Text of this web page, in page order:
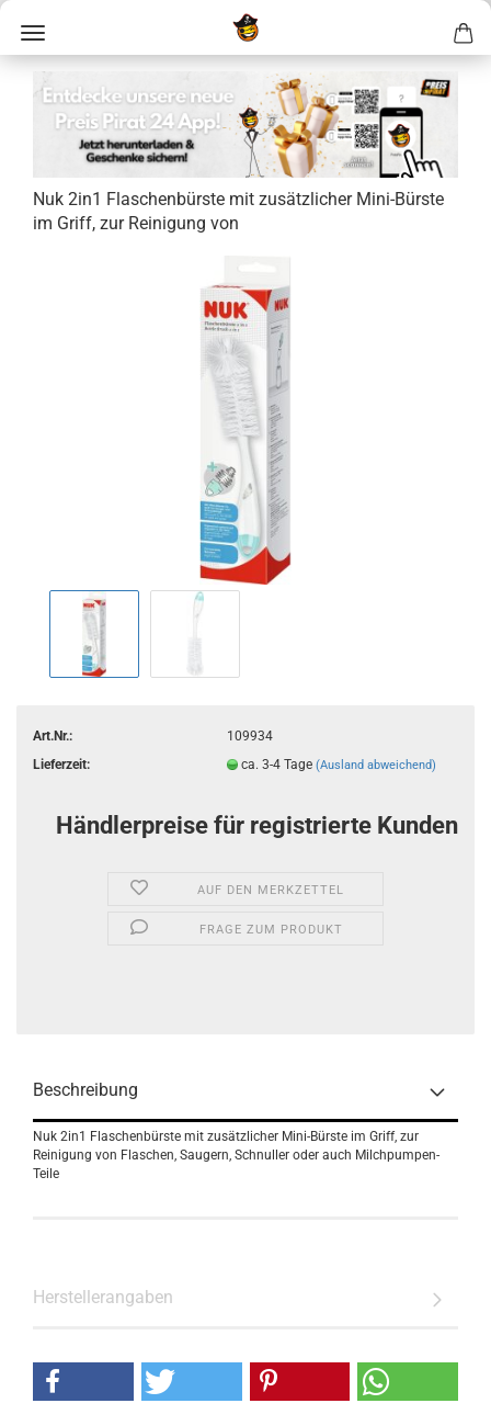
Nuk 2in1 Fla­schen­bürs­te mit zu­sätz­li­cher Mini-​Bürste
im Griff, zur Rei­ni­gung von
Art.Nr.:
109934
Lieferzeit:
ca. 3-4 Tage (Ausland abweichend)
Händlerpreise für registrierte Kunden
AUF DEN MERKZETTEL
FRAGE ZUM PRODUKT
Beschreibung
Nuk 2in1 Flaschenbürste mit zusätzlicher Mini-Bürste im Griff, zur
Reinigung von Flaschen, Saugern, Schnuller oder auch Milchpumpen-
Teile
Herstellerangaben